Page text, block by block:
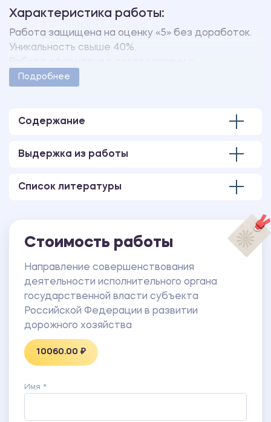
Характеристика работы:
Работа защищена на оценку «5» без доработок.
Уникальность свыше 40%.
методическими указаниями учебного заведения.
ПРИЛОЖЕНИЕ А Определение понятия «отрасль»
ПРИЛОЖЕНИЕ Б Основные подходы к
ПРИЛОЖЕНИЕ В Алгоритм оценки эффективности
государственной программы развития дорожной
реализации инвестиционного проекта.
ПРИЛОЖЕНИЕ Д Условия предоставления
лизингового кредита для финансирования
инвестиционного проекта.
ПРИЛОЖЕНИЕ Е Основные показатели технико-
экономических показателей бизнес-плана
инвестиционного проекта.
ПРИЛОЖЕНИЕ Ж Оценка текущего и
перспективного делового потенциала на период
2022 – 2028 гг.
ПРИЛОЖЕНИЕ И Технологические показатели
эффективности реализации программы развития
Подробнее
Содержание
Выдержка из работы
Список литературы
Стоимость работы
Направление совершенствования
деятельности исполнительного органа
государственной власти субъекта
Российской Федерации в развитии
дорожного хозяйства
10060.00 ₽
Имя *